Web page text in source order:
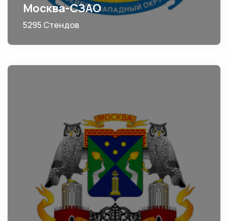
Москва-СЗАО
5295 Стендов